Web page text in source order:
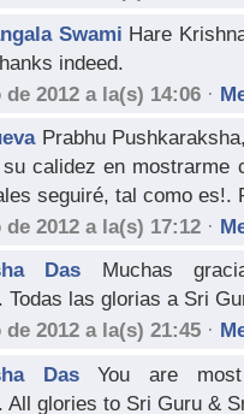
Swami Hare
indeed.
2012 a la(s) 14:06 ·
Prabhu
calidez en mostrarme
seguiré, tal como es!.
2012 a la(s) 17:12 ·
Das
Muchas
Todas las glorias a Sri
2012 a la(s) 21:45 ·
Das
You are
All glories to Sri Guru &